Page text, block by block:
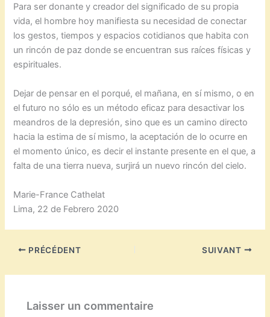
Para ser donante y creador del significado de su propia
vida, el hombre hoy manifiesta su necesidad de conectar
los gestos, tiempos y espacios cotidianos que habita con
un rincón de paz donde se encuentran sus raíces físicas y
espirituales.
Dejar de pensar en el porqué, el mañana, en sí mismo, o en
el futuro no sólo es un método eficaz para desactivar los
meandros de la depresión, sino que es un camino directo
hacia la estima de sí mismo, la aceptación de lo ocurre en
el momento único, es decir el instante presente en el que, a
falta de una tierra nueva, surjirá un nuevo rincón del cielo.
Marie-France Cathelat
Lima, 22 de Febrero 2020
PRÉCÉDENT SUIVANT
Laisser un commentaire